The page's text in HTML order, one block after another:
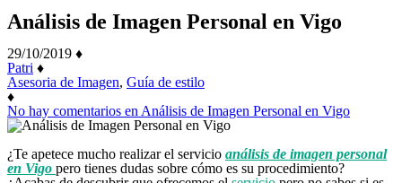
Análisis de Imagen Personal en Vigo
29/10/2019 ♦
Patri ♦
Asesoria de Imagen, Guía de estilo
♦
No hay comentarios en Análisis de Imagen Personal en Vigo
¿Te apetece mucho realizar el servicio análisis de imagen personal
en Vigo pero tienes dudas sobre cómo es su procedimiento?